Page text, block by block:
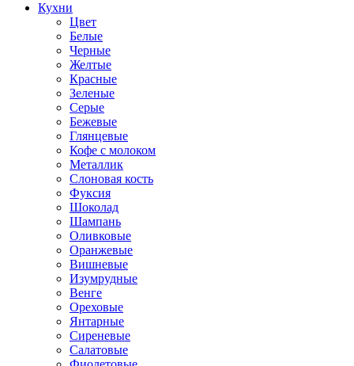
Кухни
Цвет
Белые
Черные
Желтые
Красные
Зеленые
Серые
Бежевые
Глянцевые
Кофе с молоком
Металлик
Слоновая кость
Фуксия
Шоколад
Шампань
Оливковые
Оранжевые
Вишневые
Изумрудные
Венге
Ореховые
Янтарные
Сиреневые
Салатовые